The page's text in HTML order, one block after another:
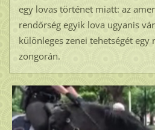
egy lovas történet miatt: az
rendőrség egyik lova ugyanis
különleges zenei tehetségét egy
zongorán.